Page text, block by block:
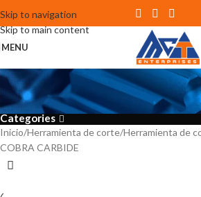
Skip to navigation
Skip to main content
MENU
COBRA CARBIDE
Categories
Inicio Herramienta de corte Herramienta de
COBRA CARBIDE